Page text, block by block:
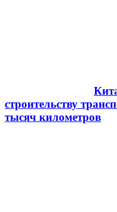
строительству
тысяч километров